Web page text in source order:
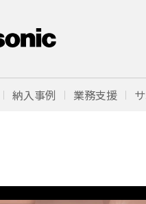
納入事例 業務支援